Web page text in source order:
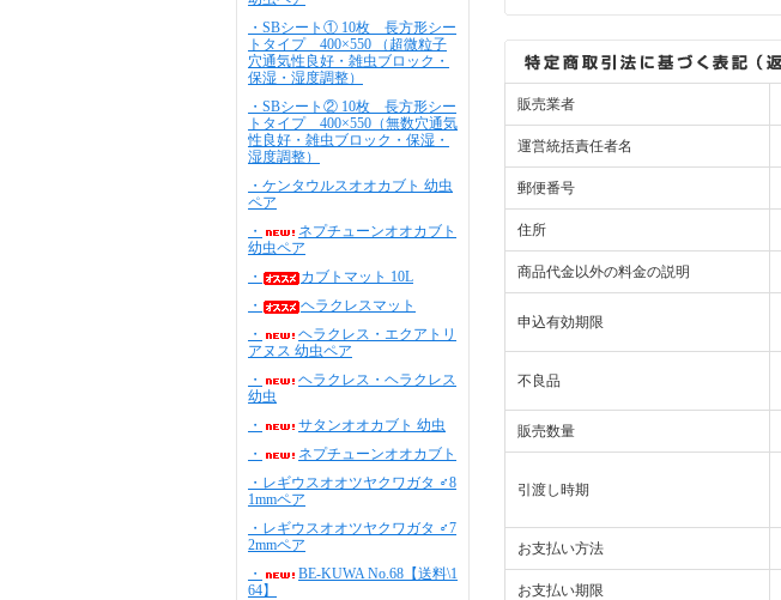
・SBシート① 10枚 長方形シー
トタイプ 400×550 （超微粒子
穴通気性良好・雑虫ブロック・
保湿・湿度調整）
・SBシート② 10枚 長方形シー
トタイプ 400×550（無数穴通気
性良好・雑虫ブロック・保湿・
湿度調整）
・ケンタウルスオオカブト 幼虫
ペア
・
ネプチューンオオカブト
幼虫ペア
・
カブトマット 10L
・
ヘラクレスマット
・
ヘラクレス・エクアトリ
アヌス 幼虫ペア
・
ヘラクレス・ヘラクレス
幼虫
・
サタンオオカブト 幼虫
・
ネプチューンオオカブト
・レギウスオオツヤクワガタ ♂8
1mmペア
・レギウスオオツヤクワガタ ♂7
2mmペア
・
BE-KUWA No.68【送料\1
64】
販売業者
運営統括責任者名
郵便番号
住所
商品代金以外の料金の説明
申込有効期限
不良品
販売数量
引渡し時期
お支払い方法
お支払い期限